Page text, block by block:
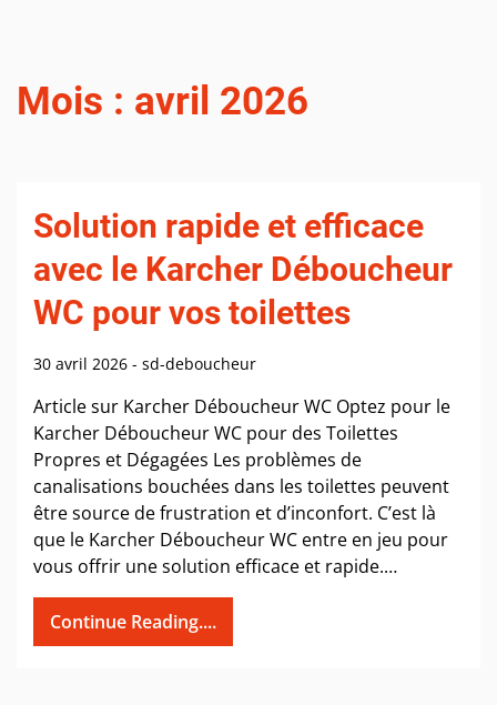
Mois : avril 2026
Solution rapide et efficace
avec le Karcher Déboucheur
WC pour vos toilettes
30 avril 2026 - sd-deboucheur
Article sur Karcher Déboucheur WC Optez pour le
Karcher Déboucheur WC pour des Toilettes
Propres et Dégagées Les problèmes de
canalisations bouchées dans les toilettes peuvent
être source de frustration et d’inconfort. C’est là
que le Karcher Déboucheur WC entre en jeu pour
vous offrir une solution efficace et rapide.…
Continue Reading....